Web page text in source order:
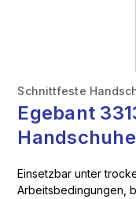
Schnittfeste
Egebant
Einsetzbar unter
Arbeitsbedingungen,